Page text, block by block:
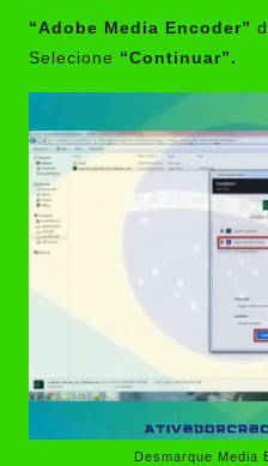
“Adobe Media Encoder”
Selecione “Continuar”.
Desmarque Media